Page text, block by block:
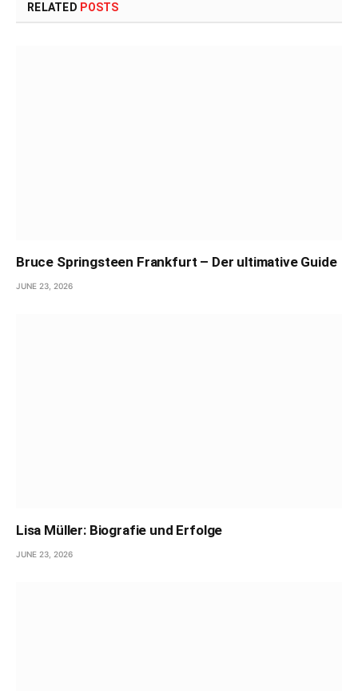
RELATED POSTS
Bruce Springsteen Frankfurt – Der ultimative Guide
JUNE 23, 2026
Lisa Müller: Biografie und Erfolge
JUNE 23, 2026